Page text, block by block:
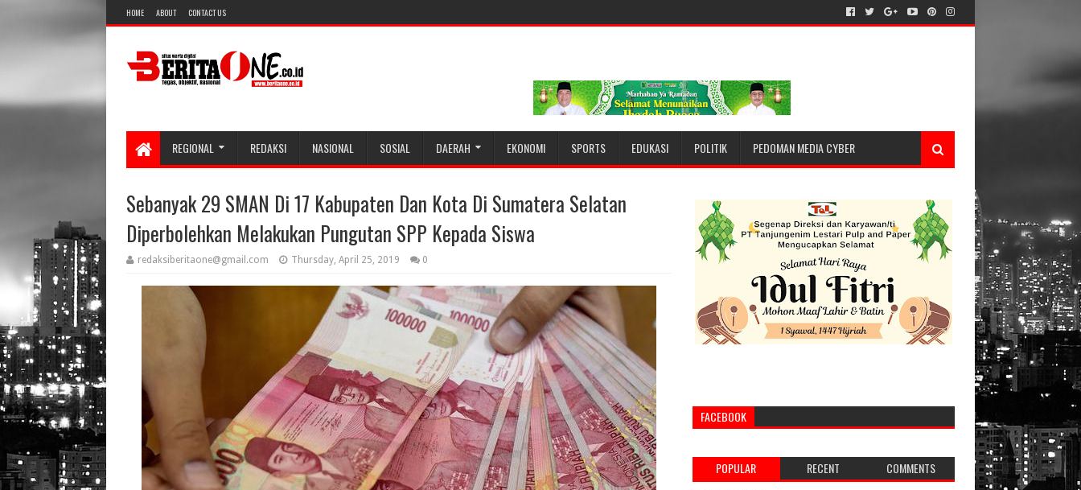
HOME ABOUT CONTACT US
REGIONAL REDAKSI NASIONAL SOSIAL DAERAH EKONOMI SPORTS EDUKASI POLITIK PEDOMAN MEDIA CYBER
Sebanyak 29 SMAN Di 17 Kabupaten Dan Kota Di Sumatera Selatan
Diperbolehkan Melakukan Pungutan SPP Kepada Siswa
redaksiberitaone@gmail.com Thursday, April 25, 2019 0
FACEBOOK
POPULAR RECENT COMMENTS